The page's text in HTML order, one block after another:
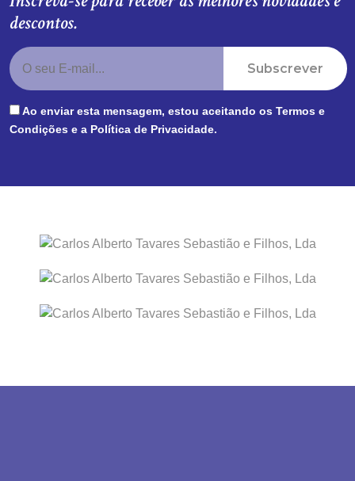
descontos.
Subscrever
Ao enviar esta mensagem, estou aceitando os Termos e
Condições e a Política de Privacidade.